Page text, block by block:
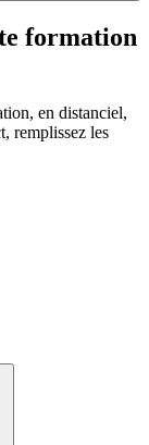
formation
en distanciel,
remplissez les